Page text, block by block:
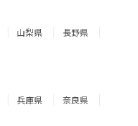
山梨県
長野県
兵庫県
奈良県